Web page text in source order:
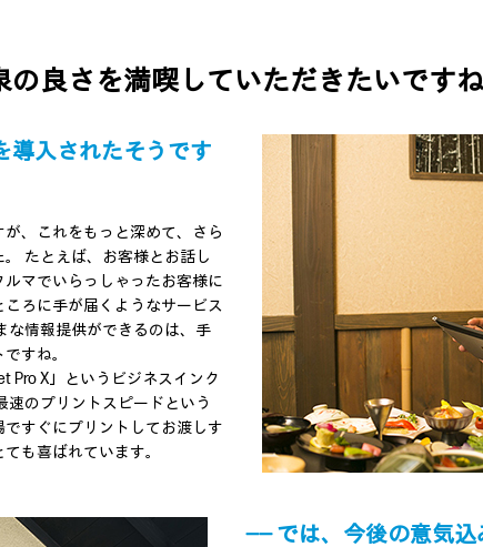
良さを満喫していただきたいです
導入されたそうです
、これをもっと深めて、さら
たとえば、お客様とお話し
マでいらっしゃったお客様に
ろに手が届くようなサービス
な情報提供ができるのは、手
すね。
Pro X」というビジネスインク
のプリントスピードという
すぐにプリントしてお渡しす
も喜ばれています。
―― では、今後の意気